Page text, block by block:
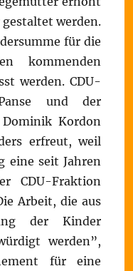
werden.
für die
kommenden
werden. CDU-
und der
Dominik Kordon
erfreut, weil
eine seit Jahren
CDU-Fraktion
Arbeit, die aus
der Kinder
werden”,
für eine